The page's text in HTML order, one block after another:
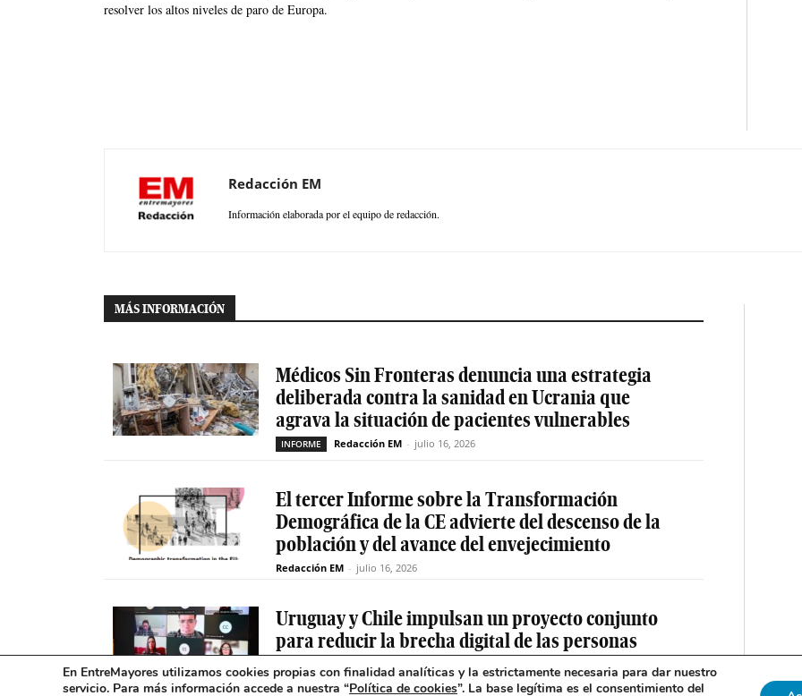
resolver los altos niveles de paro de Europa.
Redacción EM
Información elaborada por el equipo de redacción.
MÁS INFORMACIÓN
Médicos Sin Fronteras denuncia una estrategia
deliberada contra la sanidad en Ucrania que
agrava la situación de pacientes vulnerables
INFORME Redacción EM - julio 16, 2026
El tercer Informe sobre la Transformación
Demográfica de la CE advierte del descenso de la
población y del avance del envejecimiento
Redacción EM - julio 16, 2026
Uruguay y Chile impulsan un proyecto conjunto
para reducir la brecha digital de las personas
mayores
INCLUSIÓN DIGITAL Redacción EM - julio 14, 2026
En EntreMayores utilizamos cookies propias con finalidad analíticas y la estrictamente necesaria para dar nuestro
servicio. Para más información accede a nuestra “Política de cookies”. La base legítima es el consentimiento del